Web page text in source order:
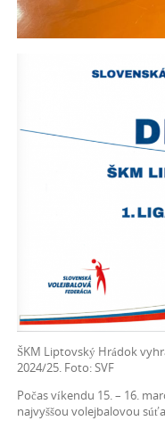
ŠKM Liptovský Hrádok
2024/25. Foto: SVF
Počas víkendu 15. – 16.
najvyššou volejbalovou